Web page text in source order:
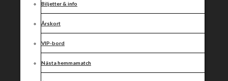
Biljetter & info
Årskort
VIP-bord
Nästa hemmamatch